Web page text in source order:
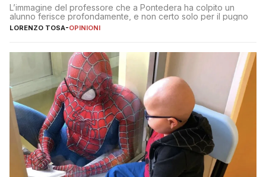
L’immagine del professore che a Pontedera ha colpito un
alunno ferisce profondamente, e non certo solo per il pugno
LORENZO TOSA-OPINIONI